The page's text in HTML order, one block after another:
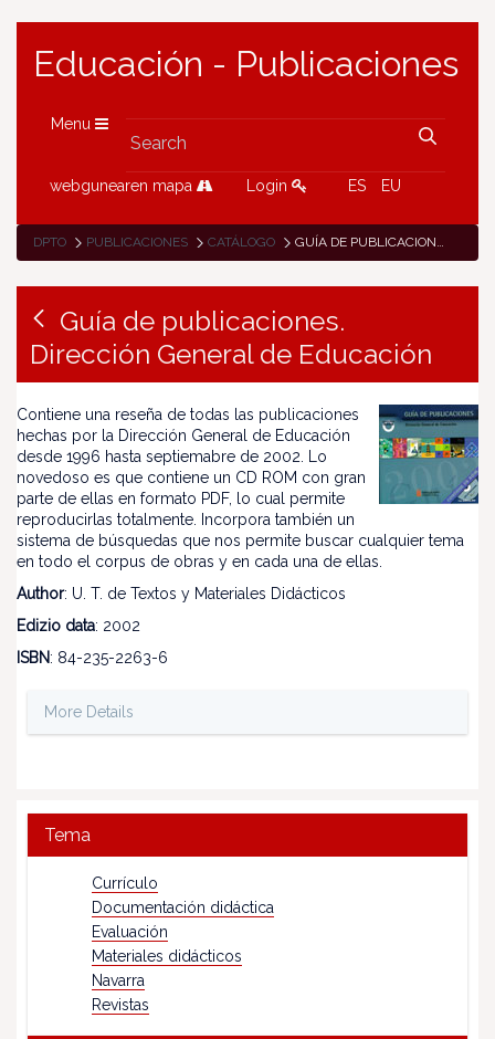
Educación - Publicaciones
Menu
webgunearen mapa Login ES EU
DPTO PUBLICACIONES CATÁLOGO GUÍA DE PUBLICACIONES. DIRECCIÓN GENERAL DE EDUCACIÓN
Guía de publicaciones.
Dirección General de Educación
Contiene una reseña de todas las publicaciones
hechas por la Dirección General de Educación
desde 1996 hasta septiemabre de 2002. Lo
novedoso es que contiene un CD ROM con gran
parte de ellas en formato PDF, lo cual permite
reproducirlas totalmente. Incorpora también un
sistema de búsquedas que nos permite buscar cualquier tema
en todo el corpus de obras y en cada una de ellas.
Author: U. T. de Textos y Materiales Didácticos
Edizio data: 2002
ISBN: 84-235-2263-6
More Details
Tema
Currículo
Documentación didáctica
Evaluación
Materiales didácticos
Navarra
Revistas